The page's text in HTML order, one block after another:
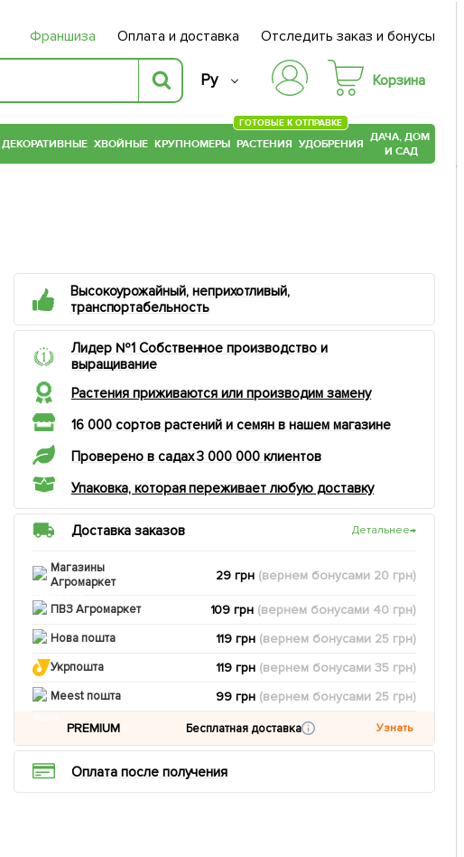
Франшиза Оплата и доставка Отследить заказ и бонусы
Ру Корзина
ДЕКОРАТИВНЫЕ ХВОЙНЫЕ КРУПНОМЕРЫ РАСТЕНИЯ
ГОТОВЫЕ К ОТПРАВКЕ
УДОБРЕНИЯ ДАЧА, ДОМ
И САД
Высокоурожайный, неприхотливый,
транспортабельность
Лидер №1 Собственное производство и
выращивание
Растения приживаются или производим замену
16 000 сортов растений и семян в нашем магазине
Проверено в садах 3 000 000 клиентов
Упаковка, которая переживает любую доставку
Доставка заказов Детальнее→
Магазины
Агромаркет
29 грн (вернем бонусами 20 грн)
ПВЗ Агромаркет 109 грн (вернем бонусами 40 грн)
Нова пошта 119 грн (вернем бонусами 25 грн)
Укрпошта 119 грн (вернем бонусами35 грн)
Meest пошта 99 грн (вернем бонусами 25 грн)
PREMIUM Бесплатная доставка Узнать
Оплата после получения